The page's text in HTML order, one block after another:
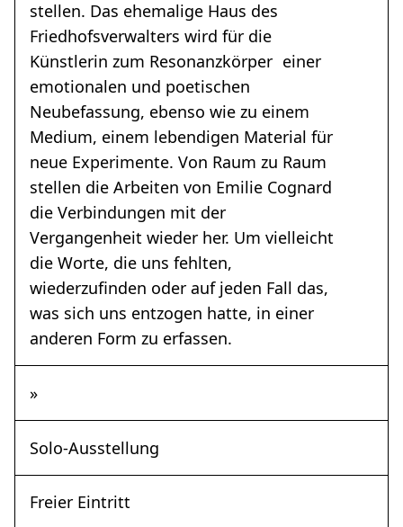
stellen. Das ehemalige Haus des
Friedhofsverwalters wird für die
Künstlerin zum Resonanzkörper einer
emotionalen und poetischen
Neubefassung, ebenso wie zu einem
Medium, einem lebendigen Material für
neue Experimente. Von Raum zu Raum
stellen die Arbeiten von Emilie Cognard
die Verbindungen mit der
Vergangenheit wieder her. Um vielleicht
die Worte, die uns fehlten,
wiederzufinden oder auf jeden Fall das,
was sich uns entzogen hatte, in einer
anderen Form zu erfassen.
»
Solo-Ausstellung
Freier Eintritt